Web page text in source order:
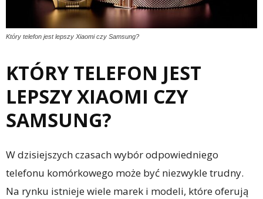
Który telefon jest lepszy Xiaomi czy Samsung?
KTÓRY TELEFON JEST
LEPSZY XIAOMI CZY
SAMSUNG?
W dzisiejszych czasach wybór odpowiedniego
telefonu komórkowego może być niezwykle trudny.
Na rynku istnieje wiele marek i modeli, które oferują